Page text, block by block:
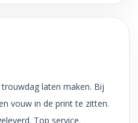
laten maken. Bij
vouw in de print te zitten.
Top service.